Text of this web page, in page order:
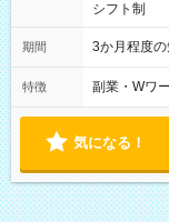
シフト制
期間 3か月程度
特徴 副業・Wワ
気になる！